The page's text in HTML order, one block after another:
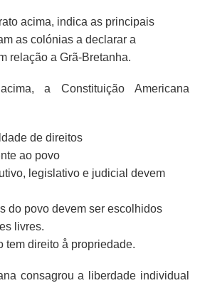
acima, indica as principais
as colónias a declarar a
relação a Grã-Bretanha.
a Constituição Americana
de direitos
ao povo
legislativo e judicial devem
do povo devem ser escolhidos
livres.
tem direito å propriedade.
consagrou a liberdade individual